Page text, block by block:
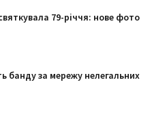
79-річчя: нове фото
банду за мережу нелегальних